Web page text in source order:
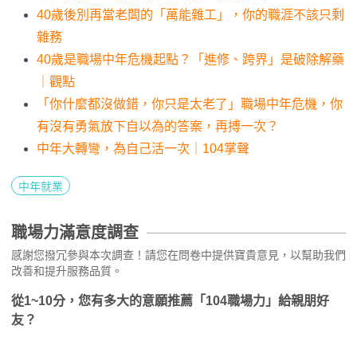
40歲後別再當老闆的「萬能雜工」，你的職涯不該只剩
雜務
40歲是職場中年危機起點？「進修、跨界」是破除解藥
｜觀點
「你什麼都沒做錯，你只是太老了」職場中年危機，你
有沒有勇氣放下自以為的答案，再搏一次？
中年大轉彎，為自己活一次｜104掌聲
中年就業
職場力滿意度調查
感謝您撥冗參與本次調查！請您在問卷中提供寶貴意見，以幫助我們
改善和提升服務品質。
從1~10分，您有多大的意願推薦「104職場力」給親朋好
友？